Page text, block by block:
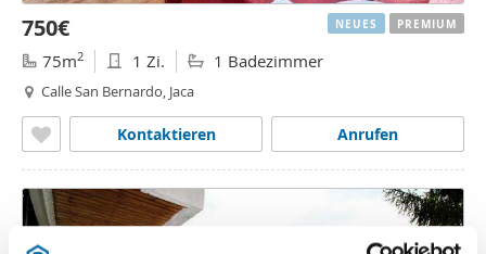
750€
75m2 1 Zi. 1 Badezimmer
Calle San Bernardo, Jaca
Anrufen
Kontaktieren
NEUES PREMIUM